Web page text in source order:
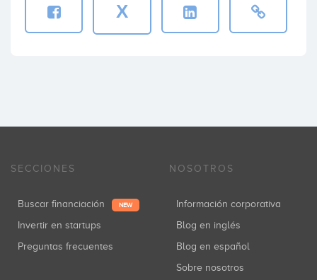
X
SECCIONES
Buscar financiación NEW
Invertir en startups
Preguntas frecuentes
NOSOTROS
Información corporativa
Blog en inglés
Blog en español
Sobre nosotros